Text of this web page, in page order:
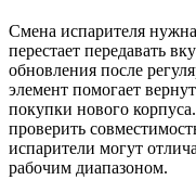
Смена испарителя
перестает передавать
обновления после
элемент помогает
покупки нового
проверить
испарители могут
рабочим диапазоном.